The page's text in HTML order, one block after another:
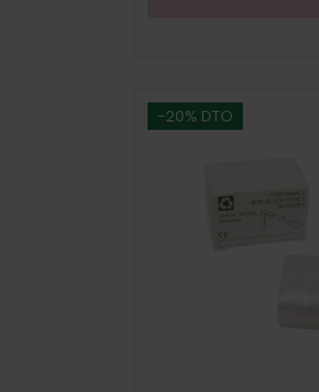
-20% DTO